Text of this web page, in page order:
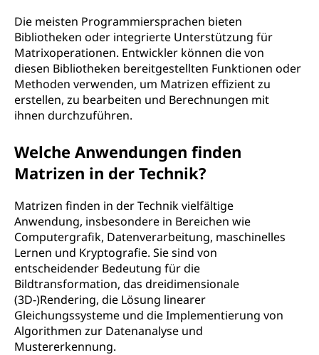
Die meisten Programmiersprachen bieten
Bibliotheken oder integrierte Unterstützung für
Matrixoperationen. Entwickler können die von
diesen Bibliotheken bereitgestellten Funktionen oder
Methoden verwenden, um Matrizen effizient zu
erstellen, zu bearbeiten und Berechnungen mit
ihnen durchzuführen.
Welche Anwendungen finden
Matrizen in der Technik?
Matrizen finden in der Technik vielfältige
Anwendung, insbesondere in Bereichen wie
Computergrafik, Datenverarbeitung, maschinelles
Lernen und Kryptografie. Sie sind von
entscheidender Bedeutung für die
Bildtransformation, das dreidimensionale
(3D-)Rendering, die Lösung linearer
Gleichungssysteme und die Implementierung von
Algorithmen zur Datenanalyse und
Mustererkennung.